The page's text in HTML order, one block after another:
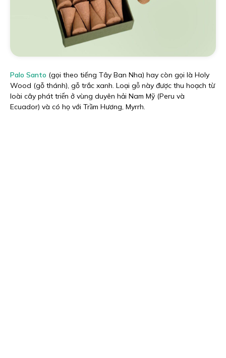
Palo Santo (gọi theo tiếng Tây Ban Nha) hay còn gọi là Holy
Wood (gỗ thánh), gỗ trắc xanh. Loại gỗ này được thu hoạch từ
loài cây phát triển ở vùng duyên hải Nam Mỹ (Peru và
Ecuador) và có họ với Trầm Hương, Myrrh.